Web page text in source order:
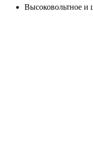
Высоковольтное и